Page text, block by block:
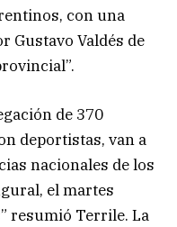
con una
Gustavo Valdés de
de 370
deportistas, van a
nacionales de los
el martes
resumió Terrile. La